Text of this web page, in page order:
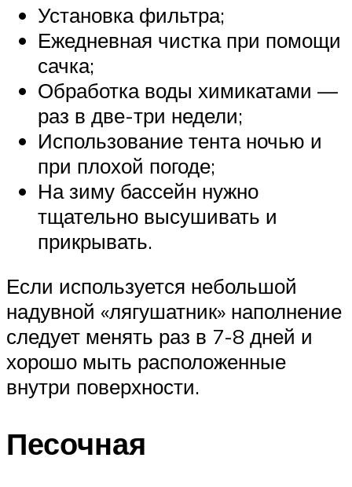
Установка фильтра;
Ежедневная чистка при помощи
сачка;
Обработка воды химикатами —
раз в две-три недели;
Использование тента ночью и
при плохой погоде;
На зиму бассейн нужно
тщательно высушивать и
прикрывать.
Если используется небольшой
надувной «лягушатник» наполнение
следует менять раз в 7-8 дней и
хорошо мыть расположенные
внутри поверхности.
Песочная